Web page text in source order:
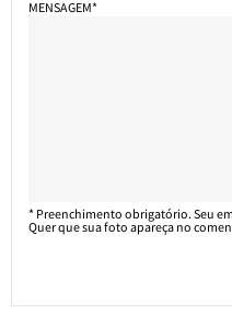
MENSAGEM*
* Preenchimento obrigatório. Seu
Quer que sua foto apareça no